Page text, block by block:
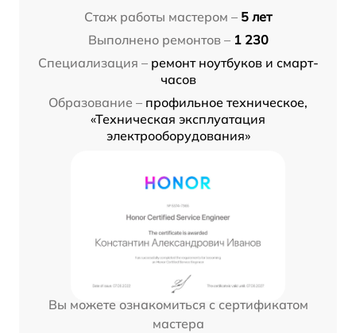
Стаж работы мастером – 5 лет
Выполнено ремонтов – 1 230
Специализация – ремонт ноутбуков и смарт-
часов
Образование – профильное техническое,
«Техническая эксплуатация
электрооборудования»
Вы можете ознакомиться с сертификатом
мастера